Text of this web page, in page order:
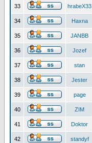
33 hrabeX33
34 Haxna
35 JANBB
36 Jozef
37 stan
38 Jester
39 page
40 ZIM
41 Doktor
42 standyf